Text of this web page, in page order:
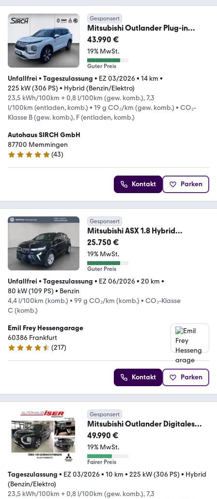
Gesponsert
Mitsubishi Outlander Plug-in
Hybrid Intro Edition 2,4l
43.990 €
19% MwSt.
Guter Preis
Unfallfrei • Tageszulassung • EZ 03/2026• 14 km •
225 kW (306 PS) • Hybrid (Benzin/Elektro)
23,5 kWh/100km + 0,8 l/100km (gew. komb.), 7,3
l/100km (entladen, komb.) • 19 g CO₂/km (gew. komb.) • CO₂-
Klasse B (gew. komb.), F (entladen, komb.)
Autohaus SIRCH GmbH
87700 Memmingen
5 Sterne
(43)
Kontakt Parken
Gesponsert
Mitsubishi ASX 1.8 Hybrid
DIAMANT PLUS 80 kW, 5-türig
25.750 €
19% MwSt.
Guter Preis
Unfallfrei • Tageszulassung • EZ 06/2026• 20 km •
80 kW (109 PS) • Benzin
4,4 l/100km (komb.) • 99 g CO₂/km (komb.) • CO₂-Klasse
C (komb.)
Emil Frey Hessengarage
60386 Frankfurt
4.4 Sterne
(217)
Kontakt Parken
Gesponsert
Mitsubishi Outlander Digitales
Cockpit Top Luxury Navi Memo
49.990 €
19% MwSt.
Fairer Preis
Tageszulassung • EZ 03/2026• 10 km • 225 kW (306 PS) • Hybrid
(Benzin/Elektro)
23,5 kWh/100km + 0,8 l/100km (gew. komb.), 7,3